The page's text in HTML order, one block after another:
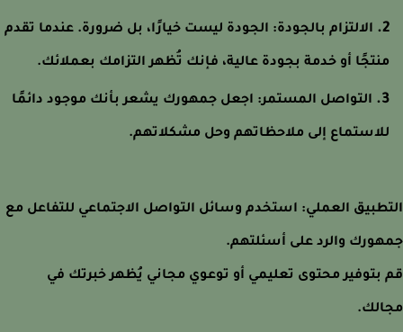
الالتزام بالجودة:الجودة ليست خيارًا، بل ضرورة. عندما تقدم
أو خدمة بجودة عالية، فإنك تُظهر التزامك بعملائك.
التواصل المستمر:اجعل جمهورك يشعر بأنك موجود دائمًا
إلى ملاحظاتهم وحل مشكلاتهم.
العملي: استخدم وسائل التواصل الاجتماعي للتفاعل مع
والرد على أسئلتهم.
بتوفير محتوى تعليمي أو توعوي مجاني يُظهر خبرتك في